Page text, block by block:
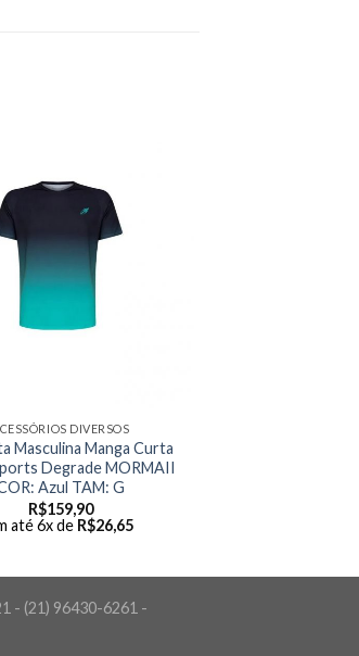
DIVERSOS
Masculina Manga Curta
Degrade MORMAII
Azul TAM: G
R$159,90
até 6x de R$26,65
- (21) 96430-6261 -